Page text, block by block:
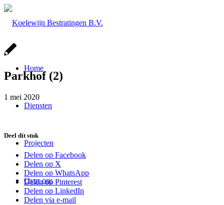
Home
Diensten
Projecten
Over ons
Parkhof (2)
1 mei 2020
Deel dit stuk
Delen op Facebook
Delen op X
Delen op WhatsApp
Delen op Pinterest
Delen op LinkedIn
Delen via e-mail